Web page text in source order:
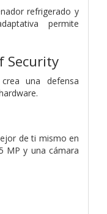
refrigerado y
permite
Security
una defensa
de ti mismo en
MP y una cámara